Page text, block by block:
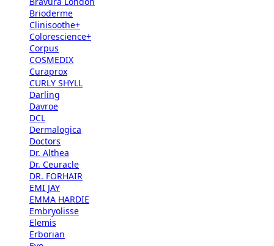
Brioderme
Clinisoothe+
Colorescience+
Corpus
COSMEDIX
Curaprox
CURLY SHYLL
Darling
Davroe
DCL
Dermalogica
Doctors
Dr. Althea
Dr. Ceuracle
DR. FORHAIR
EMI JAY
EMMA HARDIE
Embryolisse
Elemis
Erborian